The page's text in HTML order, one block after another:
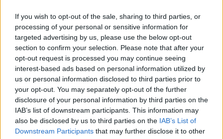
If you wish to opt-out of the sale, sharing to third parties, or
processing of your personal or sensitive information for
targeted advertising by us, please use the below opt-out
section to confirm your selection. Please note that after your
opt-out request is processed you may continue seeing
interest-based ads based on personal information utilized by
us or personal information disclosed to third parties prior to
your opt-out. You may separately opt-out of the further
disclosure of your personal information by third parties on the
IAB’s list of downstream participants. This information may
also be disclosed by us to third parties on the IAB’s List of
Downstream Participants that may further disclose it to other